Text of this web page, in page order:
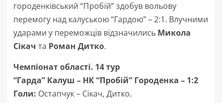
городенківський “Пробій” здобув вольову
перемогу над калуською “Гардою” – 2:1. Влучними
ударами у переможців відзначились Микола
Сікач та Роман Дитко.
Чемпіонат області. 14 тур
“Гарда” Калуш – НК “Пробій” Городенка – 1:2
Голи: Остапчук – Сікач, Дитко.